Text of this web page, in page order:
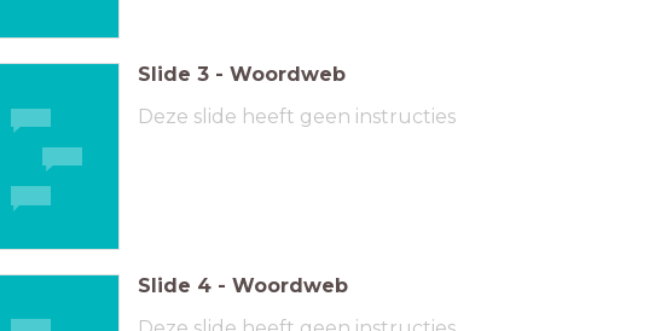
Slide 3 - Woordweb
Deze slide heeft geen instructies
Slide 4 - Woordweb